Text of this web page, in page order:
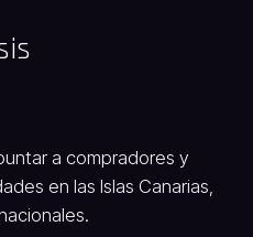
a compradores y
en las Islas Canarias,